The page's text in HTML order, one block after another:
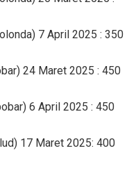
7 April 2025 : 350
24 Maret 2025 : 450
6 April 2025 : 450
17 Maret 2025: 400